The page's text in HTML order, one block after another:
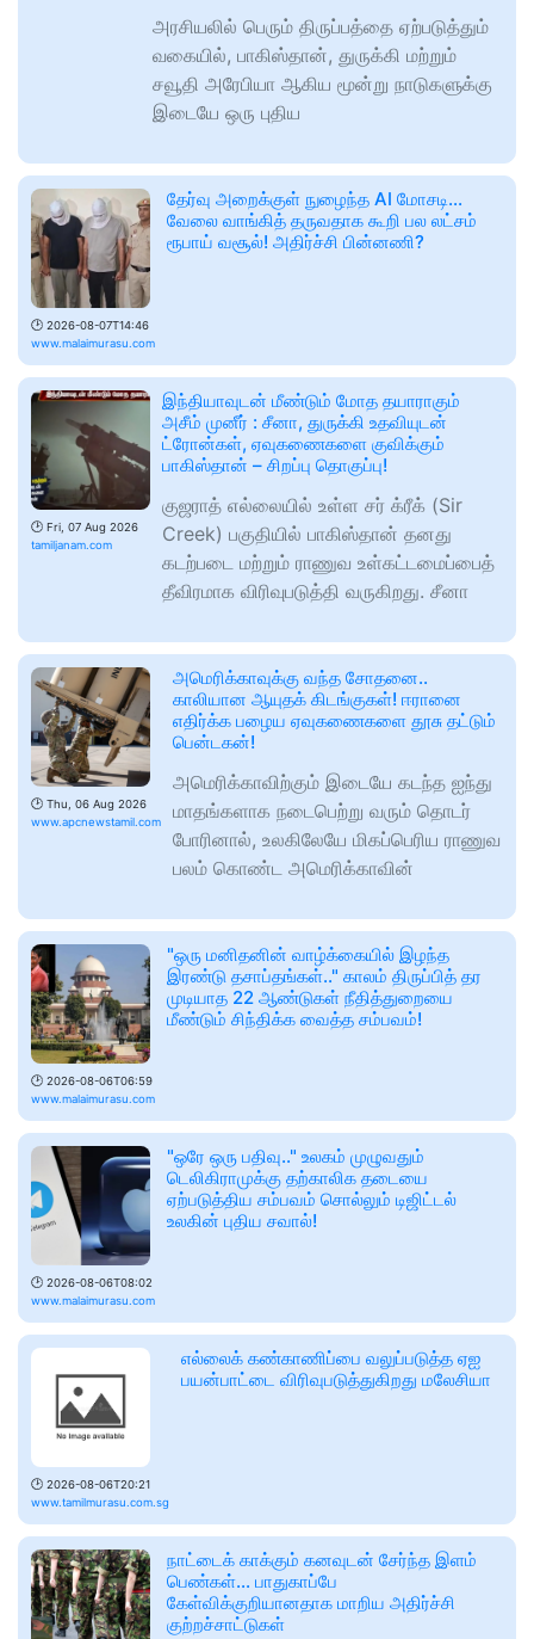
அரசியலில் பெரும் திருப்பத்தை ஏற்படுத்தும்
வகையில், பாகிஸ்தான், துருக்கி மற்றும்
சவூதி அரேபியா ஆகிய மூன்று நாடுகளுக்கு
இடையே ஒரு புதிய
🕑 2026-08-07T14:46
www.malaimurasu.com
தேர்வு அறைக்குள் நுழைந்த AI மோசடி...
வேலை வாங்கித் தருவதாக கூறி பல லட்சம்
ரூபாய் வசூல்! அதிர்ச்சி பின்னணி?
🕑 Fri, 07 Aug 2026
tamiljanam.com
இந்தியாவுடன் மீண்டும் மோத தயாராகும்
அசீம் முனீர் : சீனா, துருக்கி உதவியுடன்
ட்ரோன்கள், ஏவுகணைகளை குவிக்கும்
பாகிஸ்தான் – சிறப்பு தொகுப்பு!
குஜராத் எல்லையில் உள்ள சர் க்ரீக் (Sir
Creek) பகுதியில் பாகிஸ்தான் தனது
கடற்படை மற்றும் ராணுவ உள்கட்டமைப்பைத்
தீவிரமாக விரிவுபடுத்தி வருகிறது. சீனா
🕑 Thu, 06 Aug 2026
www.apcnewstamil.com
அமெரிக்காவுக்கு வந்த சோதனை..
காலியான ஆயுதக் கிடங்குகள்! ஈரானை
எதிர்க்க பழைய ஏவுகணைகளை தூசு தட்டும்
பென்டகன்!
அமெரிக்காவிற்கும் இடையே கடந்த ஐந்து
மாதங்களாக நடைபெற்று வரும் தொடர்
போரினால், உலகிலேயே மிகப்பெரிய ராணுவ
பலம் கொண்ட அமெரிக்காவின்
🕑 2026-08-06T06:59
www.malaimurasu.com
"ஒரு மனிதனின் வாழ்க்கையில் இழந்த
இரண்டு தசாப்தங்கள்.." காலம் திருப்பித் தர
முடியாத 22 ஆண்டுகள் நீதித்துறையை
மீண்டும் சிந்திக்க வைத்த சம்பவம்!
🕑 2026-08-06T08:02
www.malaimurasu.com
"ஒரே ஒரு பதிவு.." உலகம் முழுவதும்
டெலிகிராமுக்கு தற்காலிக தடையை
ஏற்படுத்திய சம்பவம் சொல்லும் டிஜிட்டல்
உலகின் புதிய சவால்!
🕑 2026-08-06T20:21
www.tamilmurasu.com.sg
எல்லைக் கண்காணிப்பை வலுப்படுத்த ஏஐ
பயன்பாட்டை விரிவுபடுத்துகிறது மலேசியா
நாட்டைக் காக்கும் கனவுடன் சேர்ந்த இளம்
பெண்கள்... பாதுகாப்பே
கேள்விக்குறியானதாக மாறிய அதிர்ச்சி
குற்றச்சாட்டுகள்